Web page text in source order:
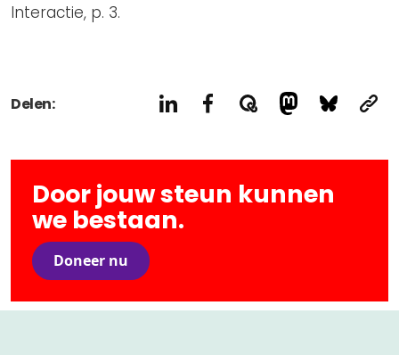
Interactie, p. 3.
Delen:
Door jouw steun kunnen
we bestaan.
Doneer nu